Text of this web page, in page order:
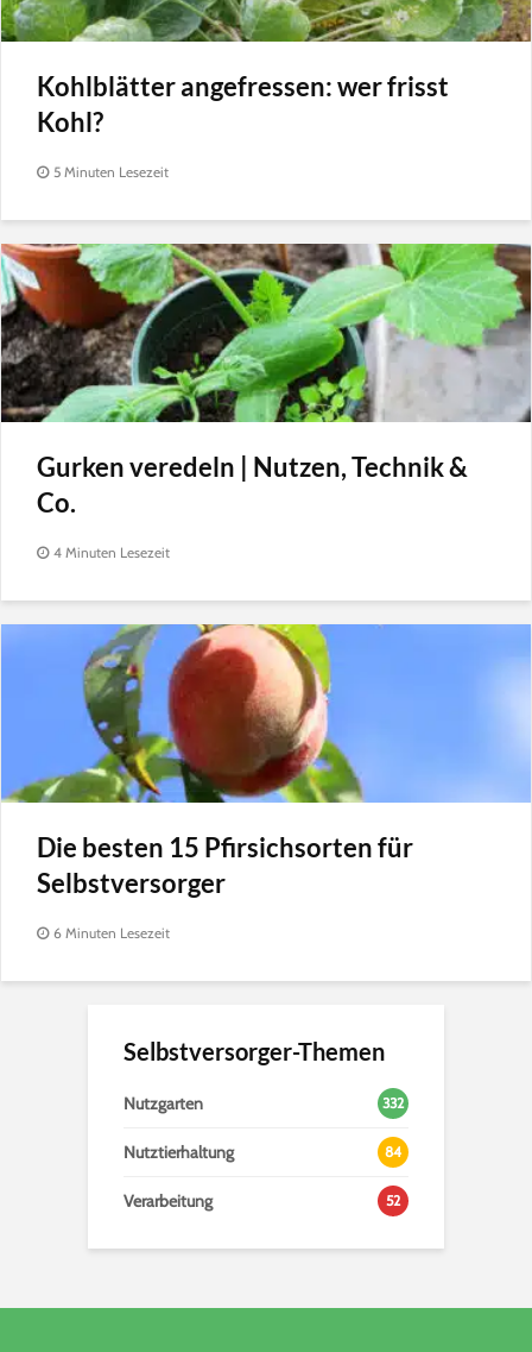
Kohlblätter angefressen: wer frisst
Kohl?
5 Minuten Lesezeit
Gurken veredeln | Nutzen, Technik &
Co.
4 Minuten Lesezeit
Die besten 15 Pfirsichsorten für
Selbstversorger
6 Minuten Lesezeit
Selbstversorger-Themen
Nutzgarten 332
Nutztierhaltung 84
Verarbeitung 52